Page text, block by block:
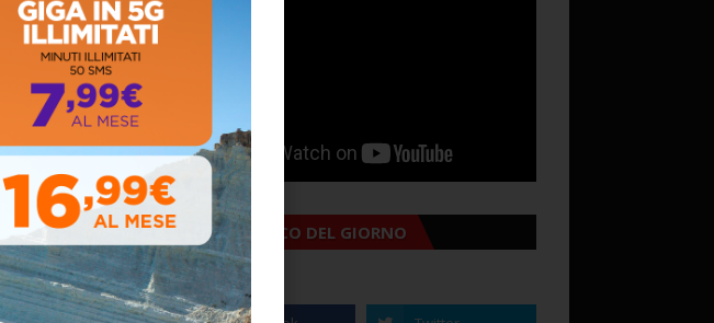
ALMANACCO DEL GIORNO